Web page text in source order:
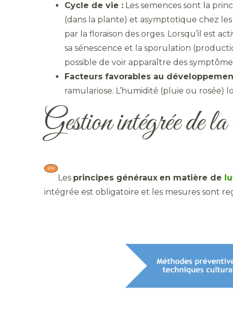
Cycle de vie : Les semences sont la
(dans la plante) et asymptotique chez
par la floraison des orges. Lorsqu’il est
sa sénescence et la sporulation
possible de voir apparaître des
Facteurs favorables au
ramulariose. L’humidité (pluie ou rosée)
Gestion intégrée de
Les principes généraux en matière de
intégrée est obligatoire et les mesures sont